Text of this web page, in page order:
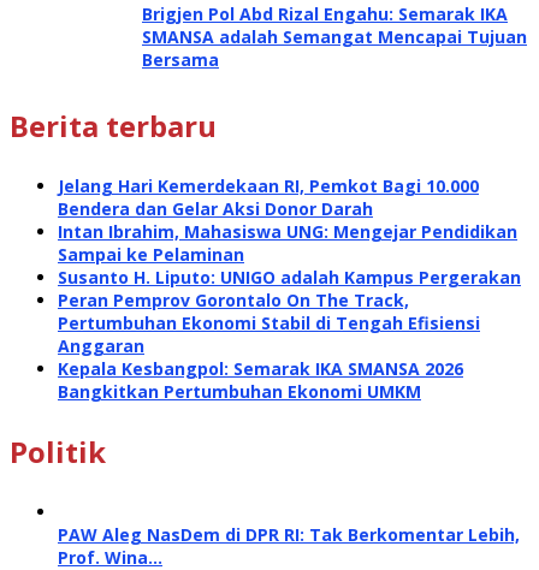
Brigjen Pol Abd Rizal Engahu: Semarak IKA
SMANSA adalah Semangat Mencapai Tujuan
Bersama
Berita terbaru
Jelang Hari Kemerdekaan RI, Pemkot Bagi 10.000
Bendera dan Gelar Aksi Donor Darah
Intan Ibrahim, Mahasiswa UNG: Mengejar Pendidikan
Sampai ke Pelaminan
Susanto H. Liputo: UNIGO adalah Kampus Pergerakan
Peran Pemprov Gorontalo On The Track,
Pertumbuhan Ekonomi Stabil di Tengah Efisiensi
Anggaran
Kepala Kesbangpol: Semarak IKA SMANSA 2026
Bangkitkan Pertumbuhan Ekonomi UMKM
Politik
PAW Aleg NasDem di DPR RI: Tak Berkomentar Lebih,
Prof. Wina…